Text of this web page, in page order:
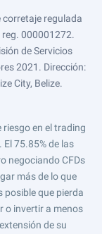
corretaje regulada
reg. 000001272.
de Servicios
2021. Dirección:
City, Belize.
riesgo en el trading
75.85% de las
negociando CFDs
más de lo que
posible que pierda
o invertir a menos
de su